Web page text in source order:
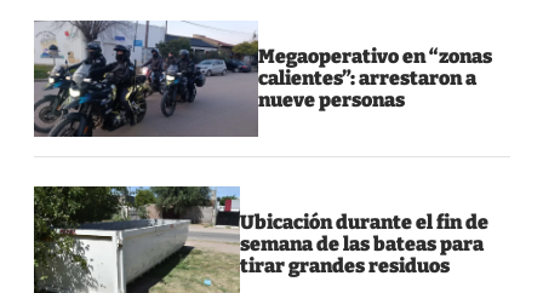
Megaoperativo en “zonas
calientes”: arrestaron a
nueve personas
Ubicación durante el fin de
semana de las bateas para
tirar grandes residuos